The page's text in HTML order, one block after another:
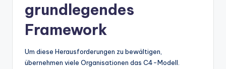
grundlegendes
Framework
Um diese Herausforderungen zu bewältigen,
übernehmen viele Organisationen das C4-Modell.